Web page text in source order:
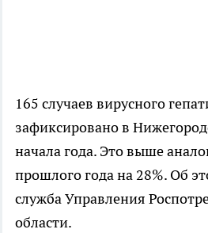
165 случаев вирусного
зафиксировано в
начала года. Это выше
прошлого года на 28%. Об
служба Управления
области.